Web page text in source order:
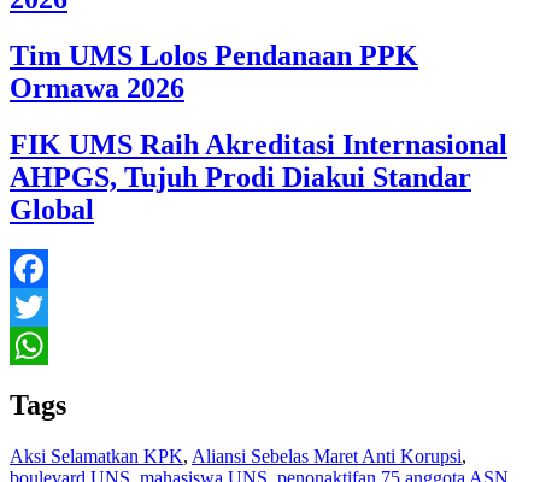
Tim UMS Lolos Pendanaan PPK
Ormawa 2026
FIK UMS Raih Akreditasi Internasional
AHPGS, Tujuh Prodi Diakui Standar
Global
Facebook
Twitter
Tags
Aksi Selamatkan KPK, Aliansi Sebelas Maret Anti Korupsi,